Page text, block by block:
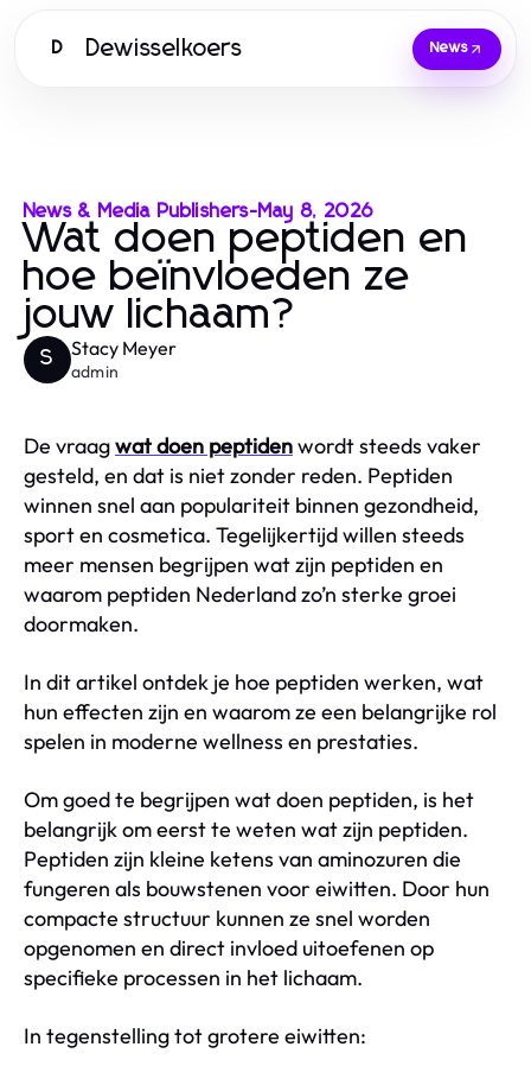
D Dewisselkoers News
News & Media Publishers-May 8, 2026
Wat doen peptiden en
hoe beïnvloeden ze
jouw lichaam?
S Stacy Meyer
admin
De vraagwat doen peptidenwordt steeds vaker
gesteld, en dat is niet zonder reden. Peptiden
winnen snel aan populariteit binnen gezondheid,
sport en cosmetica. Tegelijkertijd willen steeds
meer mensen begrijpen wat zijn peptiden en
waarom peptiden Nederland zo’n sterke groei
doormaken.
In dit artikel ontdek je hoe peptiden werken, wat
hun effecten zijn en waarom ze een belangrijke rol
spelen in moderne wellness en prestaties.
Om goed te begrijpen wat doen peptiden, is het
belangrijk om eerst te weten wat zijn peptiden.
Peptiden zijn kleine ketens van aminozuren die
fungeren als bouwstenen voor eiwitten. Door hun
compacte structuur kunnen ze snel worden
opgenomen en direct invloed uitoefenen op
specifieke processen in het lichaam.
In tegenstelling tot grotere eiwitten: